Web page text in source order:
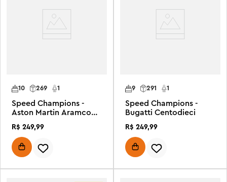
1
269
10
Speed Champions -
Aston Martin Aramco
R$ 249,99
291 1
9
Speed Champions -
Bugatti Centodieci
R$ 249,99